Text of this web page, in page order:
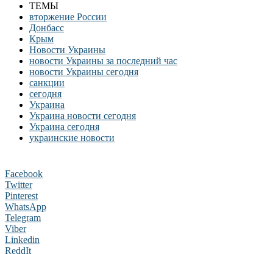
ТЕМЫ
вторжение России
Донбасс
Крым
Новости Украины
новости Украины за последний час
новости Украины сегодня
санкции
сегодня
Украина
Украина новости сегодня
Украина сегодня
украинские новости
Facebook
Twitter
Pinterest
WhatsApp
Telegram
Viber
Linkedin
ReddIt